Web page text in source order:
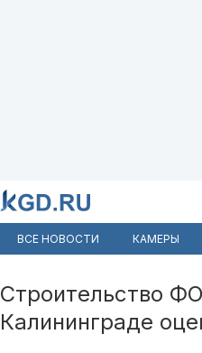
ВСЕ НОВОСТИ КАМЕРЫ
Строительство
Калининграде